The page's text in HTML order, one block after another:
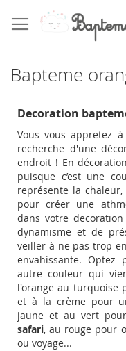
to
Content
Bapteme
Decoration
Vous vous appretez
recherche d'une
endroit ! En
puisque c’est une
représente la
pour créer une
dans votre
dynamisme et de
veiller à ne pas trop
envahissante. Optez
autre couleur qui
l'orange au turquoise
et à la crème pour
jaune et au vert
safari, au rouge pour
ou voyage...